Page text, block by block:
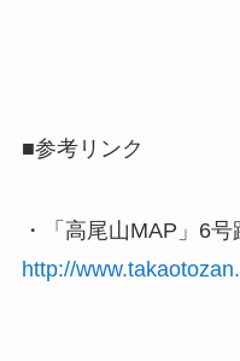
■参考リンク
・「高尾山MAP」6
http://